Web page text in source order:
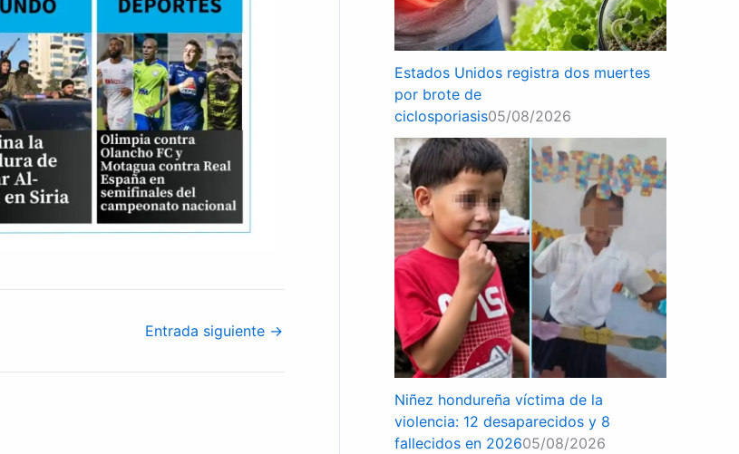
Entrada siguiente →
Estados Unidos registra dos muertes
por brote de
ciclosporiasis05/08/2026
Niñez hondureña víctima de la
violencia: 12 desaparecidos y 8
fallecidos en 202605/08/2026